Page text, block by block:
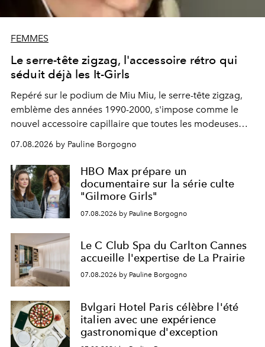
FEMMES
Le serre-tête zigzag, l'accessoire rétro qui
séduit déjà les It-Girls
Repéré sur le podium de Miu Miu, le serre-tête zigzag,
emblème des années 1990-2000, s'impose comme le
nouvel accessoire capillaire que toutes les modeuses
s'arrachent déjà.
07.08.2026 by Pauline Borgogno
HBO Max prépare un
documentaire sur la série culte
"Gilmore Girls"
07.08.2026 by Pauline Borgogno
Le C Club Spa du Carlton Cannes
accueille l'expertise de La Prairie
07.08.2026 by Pauline Borgogno
Bvlgari Hotel Paris célèbre l'été
italien avec une expérience
gastronomique d'exception